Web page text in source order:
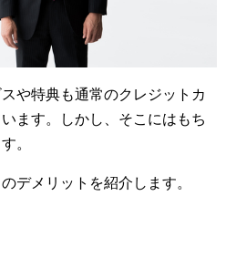
や特典も通常のクレジットカ
ます。しかし、そこにはもち
。
デメリットを紹介します。